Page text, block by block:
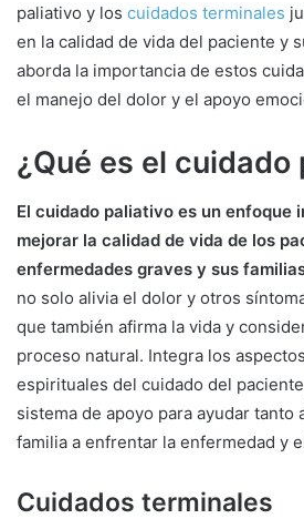
paliativo y los cuidados terminales
en la calidad de vida del paciente y
aborda la importancia de estos
el manejo del dolor y el apoyo
¿Qué es el cuidado
El cuidado paliativo es un enfoque
mejorar la calidad de vida de los
enfermedades graves y sus
no solo alivia el dolor y otros
que también afirma la vida y
proceso natural. Integra los
espirituales del cuidado del
sistema de apoyo para ayudar tanto
familia a enfrentar la enfermedad y
Cuidados terminales